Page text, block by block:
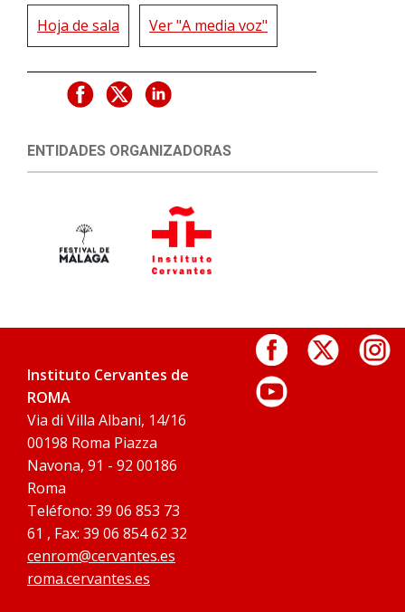
Hoja de sala Ver "A media voz"
ENTIDADES ORGANIZADORAS
Instituto Cervantes de
ROMA
Via di Villa Albani, 14/16
00198 Roma Piazza
Navona, 91 - 92 00186
Roma
Teléfono: 39 06 853 73
61 , Fax: 39 06 854 62 32
cenrom@cervantes.es
roma.cervantes.es